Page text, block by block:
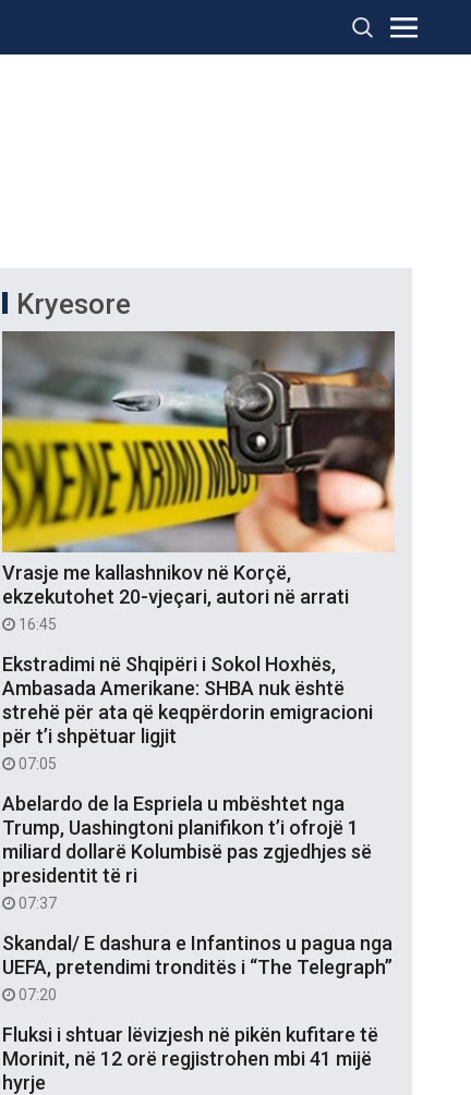
Kryesore
Vrasje me kallashnikov në Korçë,
ekzekutohet 20-vjeçari, autori në arrati
16:45
Ekstradimi në Shqipëri i Sokol Hoxhës,
Ambasada Amerikane: SHBA nuk është
strehë për ata që keqpërdorin emigracioni
për t’i shpëtuar ligjit
07:05
Abelardo de la Espriela u mbështet nga
Trump, Uashingtoni planifikon t’i ofrojë 1
miliard dollarë Kolumbisë pas zgjedhjes së
presidentit të ri
07:37
Skandal/ E dashura e Infantinos u pagua nga
UEFA, pretendimi tronditës i “The Telegraph”
07:20
Fluksi i shtuar lëvizjesh në pikën kufitare të
Morinit, në 12 orë regjistrohen mbi 41 mijë
hyrje